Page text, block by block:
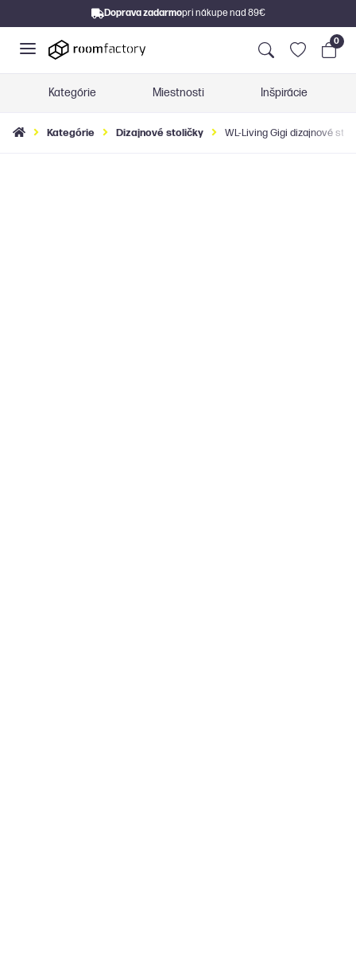
Doprava zadarmopri nákupe nad 89€
0
Kategórie Miestnosti Inšpirácie
Kategórie Dizajnové stoličky WL-Living Gigi dizajnové